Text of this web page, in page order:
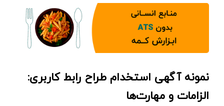
نمونه آگهی استخدام طراح رابط کاربری:
الزامات و مهارت‌ها